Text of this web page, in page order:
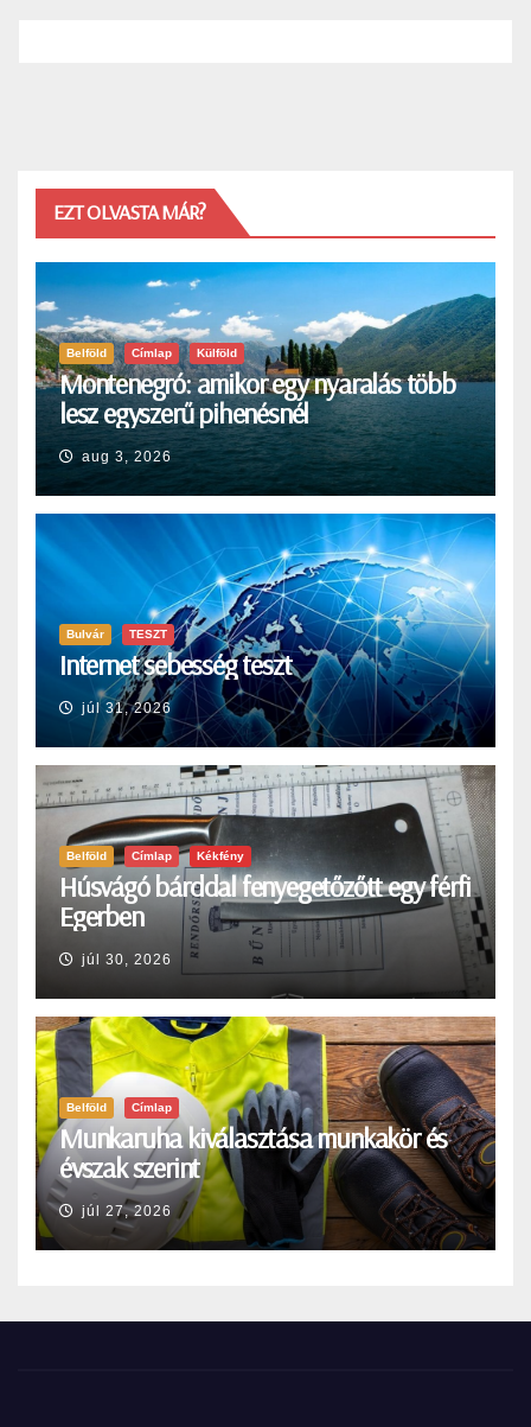
EZT OLVASTA MÁR?
Belföld Címlap Külföld
Montenegró: amikor egy nyaralás több
lesz egyszerű pihenésnél
aug 3, 2026
Bulvár TESZT
Internet sebesség teszt
júl 31, 2026
Belföld Címlap Kékfény
Húsvágó bárddal fenyegetőzőtt egy férfi
Egerben
júl 30, 2026
Belföld Címlap
Munkaruha kiválasztása munkakör és
évszak szerint
júl 27, 2026